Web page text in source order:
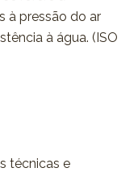
à pressão do ar
à água. (ISO
técnicas e